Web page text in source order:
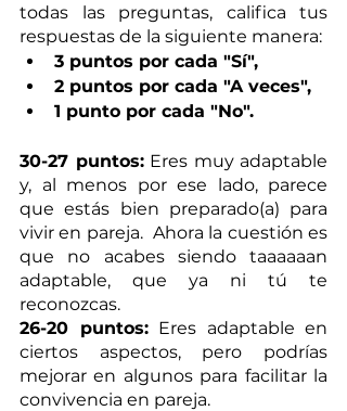
todas las preguntas, califica tus
respuestas de la siguiente manera:
3 puntos por cada "Sí",
2 puntos por cada "A veces",
1 punto por cada "No".
30-27 puntos: Eres muy adaptable
y, al menos por ese lado, parece
que estás bien preparado(a) para
vivir en pareja.  Ahora la cuestión es
que no acabes siendo taaaaaan
adaptable, que ya ni tú te
reconozcas.
26-20 puntos: Eres adaptable en
ciertos aspectos, pero podrías
mejorar en algunos para facilitar la
convivencia en pareja.